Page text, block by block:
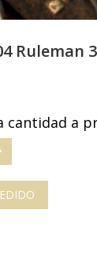
Ruleman
cantidad a